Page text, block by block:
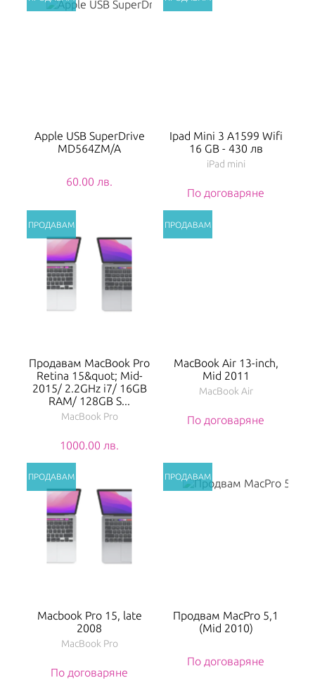
Apple USB SuperDrive
MD564ZM/A
60.00 лв.
Ipad Mini 3 A1599 Wifi
16 GB - 430 лв
iPad mini
По договаряне
Продавам MacBook Pro
Retina 15&quot; Mid-
2015/ 2.2GHz i7/ 16GB
RAM/ 128GB S...
MacBook Pro
1000.00 лв.
MacBook Air 13-inch,
Mid 2011
MacBook Air
По договаряне
Macbook Pro 15, late
2008
MacBook Pro
По договаряне
Продвам MacPro 5,1
(Mid 2010)
По договаряне